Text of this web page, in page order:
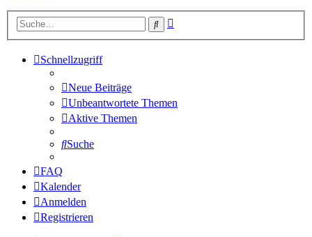
Suche
Schnellzugriff
Neue Beiträge
Unbeantwortete Themen
Aktive Themen
Suche
FAQ
Kalender
Anmelden
Registrieren